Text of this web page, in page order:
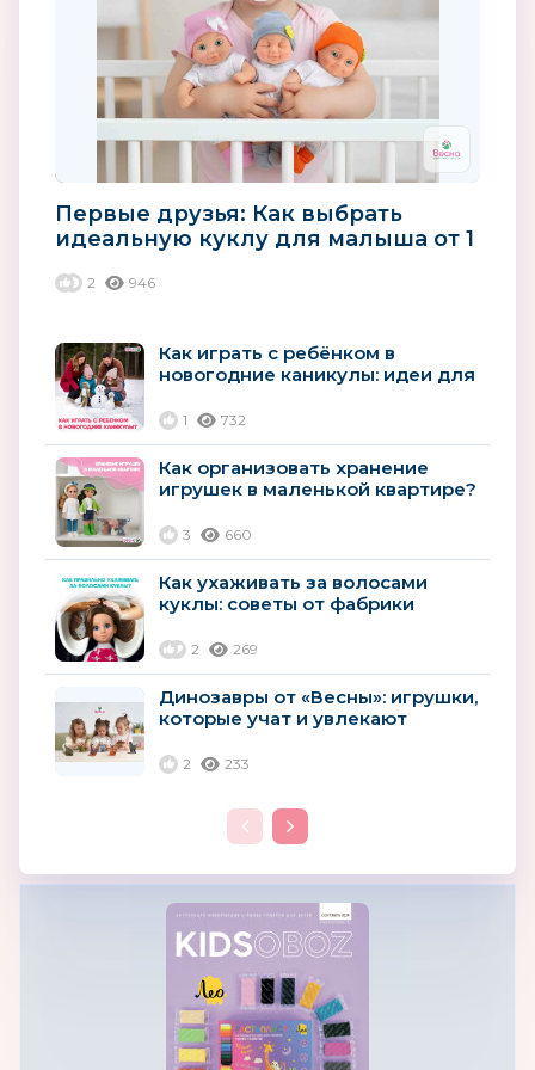
Первые друзья: Как выбрать
идеальную куклу для малыша от 1
2 946
Как играть с ребёнком в
новогодние каникулы: идеи для
1 732
Как организовать хранение
игрушек в маленькой квартире?
3 660
Как ухаживать за волосами
куклы: советы от фабрики
2 269
Динозавры от «Весны»: игрушки,
которые учат и увлекают
2 233